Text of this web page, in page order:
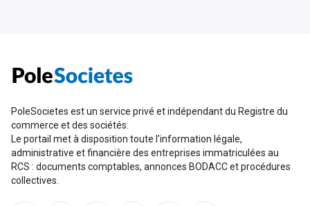
PoleSocietes est un service privé et indépendant du Registre du
commerce et des sociétés.
Le portail met à disposition toute l'information légale,
administrative et financière des entreprises immatriculées au
RCS : documents comptables, annonces BODACC et procédures
collectives.